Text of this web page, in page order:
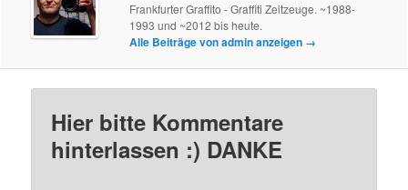
Frankfurter Graffito - Graffiti Zeitzeuge. ~1988-
1993 und ~2012 bis heute.
Alle Beiträge von admin anzeigen →
Hier bitte Kommentare
hinterlassen :) DANKE